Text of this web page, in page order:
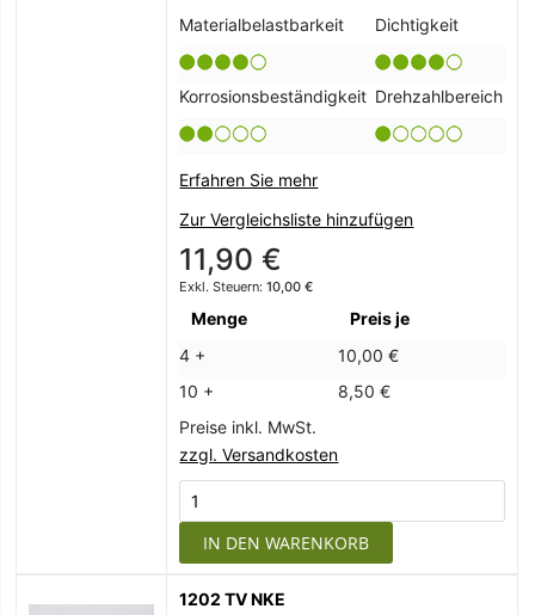
Materialbelastbarkeit
Dichtigkeit
Korrosionsbeständigkeit Drehzahlbereich
Erfahren Sie mehr
Zur Vergleichsliste hinzufügen
11,90 €
10,00 €
Menge
Preis je
4 +
10,00 €
10 +
8,50 €
Preise inkl. MwSt.
zzgl. Versandkosten
IN DEN WARENKORB
1202 TV NKE